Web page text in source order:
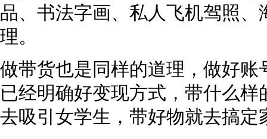
品、书法字画、私人飞机驾照
理。
做带货也是同样的道理，做好
已经明确好变现方式，带什么
去吸引女学生，带好物就去搞定